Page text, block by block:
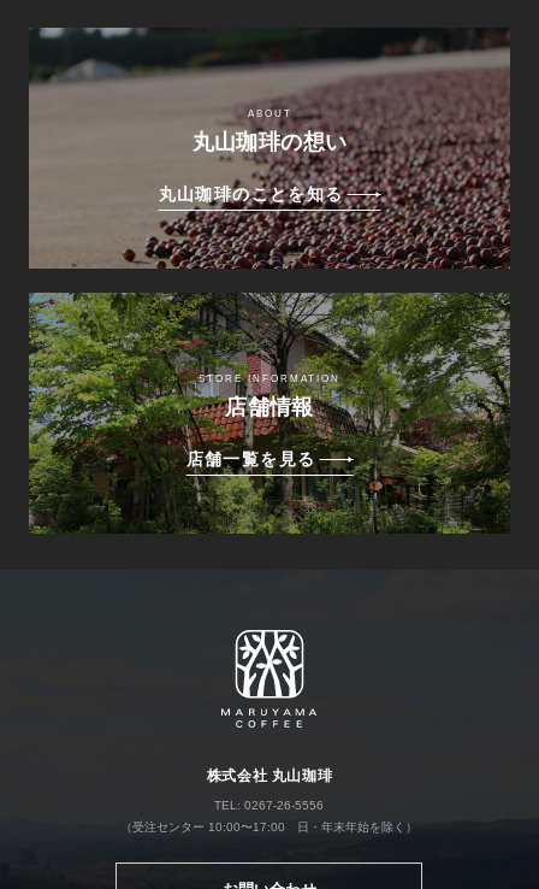
ABOUT
丸山珈琲の想い
丸山珈琲のことを知る
STORE INFORMATION
店舗情報
店舗一覧を見る
株式会社 丸山珈琲
TEL: 0267-26-5556
（受注センター 10:00〜17:00 日・年末年始を除く）